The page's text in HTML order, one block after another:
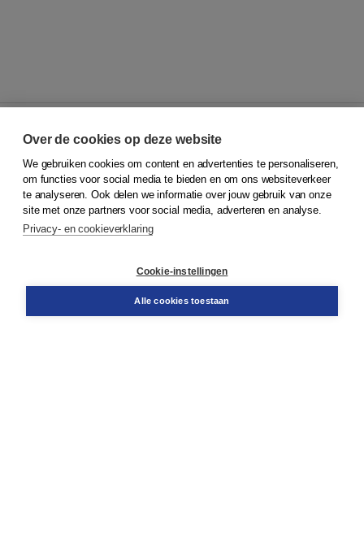
© 2026Koninklijke Boom uitgevers
Klantenservice
Service & informatie
Contact
Over de cookies op deze website
We gebruiken cookies om content en advertenties te personaliseren,
om functies voor social media te bieden en om ons websiteverkeer
te analyseren. Ook delen we informatie over jouw gebruik van onze
site met onze partners voor social media, adverteren en analyse.
Privacy- en cookieverklaring
Cookie-instellingen
Alle cookies toestaan